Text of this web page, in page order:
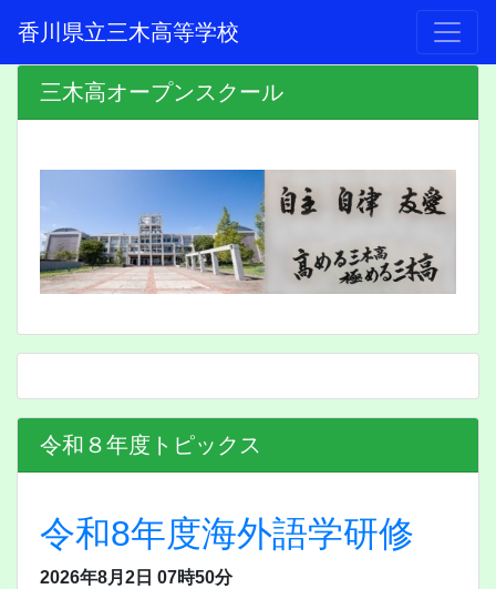
香川県立三木高等学校
三木高オープンスクール
令和８年度トピックス
令和8年度海外語学研修
2026年8月2日 07時50分